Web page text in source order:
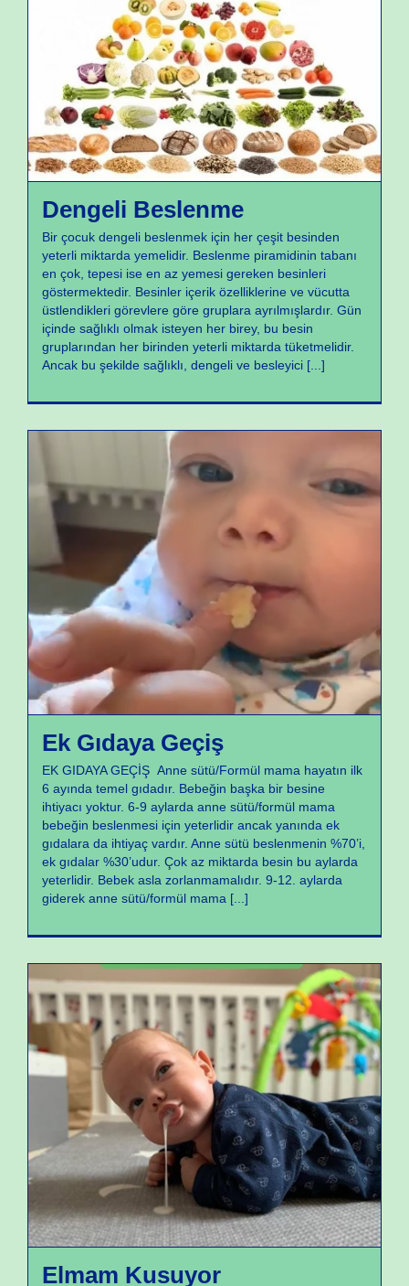
Beslenme
Dengeli Beslenme
Bir çocuk dengeli beslenmek için her çeşit besinden
yeterli miktarda yemelidir. Beslenme piramidinin tabanı
en çok, tepesi ise en az yemesi gereken besinleri
göstermektedir. Besinler içerik özelliklerine ve vücutta
üstlendikleri görevlere göre gruplara ayrılmışlardır. Gün
içinde sağlıklı olmak isteyen her birey, bu besin
gruplarından her birinden yeterli miktarda tüketmelidir.
Ancak bu şekilde sağlıklı, dengeli ve besleyici [...]
Beslenme
Ek Gıdaya Geçiş
EK GIDAYA GEÇİŞ Anne sütü/Formül mama hayatın ilk
6 ayında temel gıdadır. Bebeğin başka bir besine
ihtiyacı yoktur. 6-9 aylarda anne sütü/formül mama
bebeğin beslenmesi için yeterlidir ancak yanında ek
gıdalara da ihtiyaç vardır. Anne sütü beslenmenin %70’i,
ek gıdalar %30’udur. Çok az miktarda besin bu aylarda
yeterlidir. Bebek asla zorlanmamalıdır. 9-12. aylarda
giderek anne sütü/formül mama [...]
Yeni Doğan Sorunları
Elmam Kusuyor